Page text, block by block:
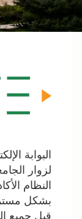
لزوار
النظام
بشكل
قبل جميع